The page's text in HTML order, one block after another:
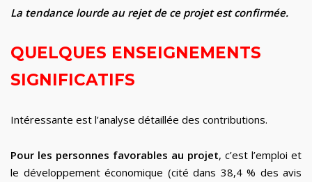
La tendance lourde au rejet de ce projet est confirmée.
QUELQUES ENSEIGNEMENTS
SIGNIFICATIFS
Intéressante est l’analyse détaillée des contributions.
Pour les personnes favorables au projet, c’est l’emploi et
le développement économique (cité dans 38,4 % des avis